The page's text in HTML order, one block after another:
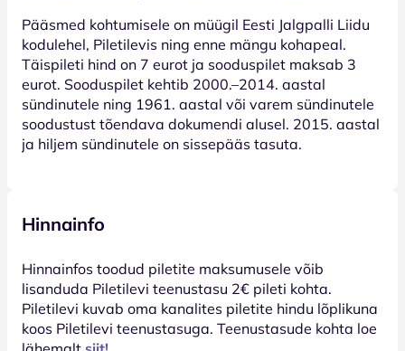
Pääsmed kohtumisele on müügil Eesti Jalgpalli Liidu
kodulehel, Piletilevis ning enne mängu kohapeal.
Täispileti hind on 7 eurot ja sooduspilet maksab 3
eurot. Sooduspilet kehtib 2000.–2014. aastal
sündinutele ning 1961. aastal või varem sündinutele
soodustust tõendava dokumendi alusel. 2015. aastal
ja hiljem sündinutele on sissepääs tasuta.
Hinnainfo
Hinnainfos toodud piletite maksumusele võib
lisanduda Piletilevi teenustasu 2€ pileti kohta.
Piletilevi kuvab oma kanalites piletite hindu lõplikuna
koos Piletilevi teenustasuga. Teenustasude kohta loe